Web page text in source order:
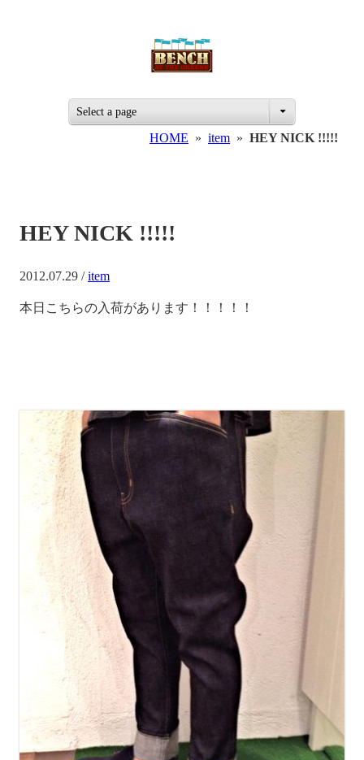
Select a page
HOME » item » HEY NICK !!!!!
HEY NICK !!!!!
2012.07.29 /item
本日こちらの入荷があります！！！！！